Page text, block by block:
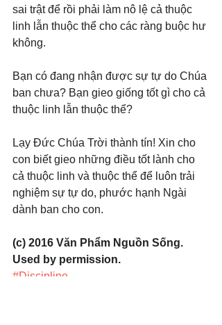
sai trật để rồi phải làm nô lệ cả thuộc
linh lẫn thuộc thể cho các ràng buộc hư
không.
Bạn có đang nhận được sự tự do Chúa
ban chưa? Bạn gieo giống tốt gì cho cả
thuộc linh lẫn thuộc thể?
Lạy Đức Chúa Trời thành tín! Xin cho
con biết gieo những điều tốt lành cho
cả thuộc linh và thuộc thể để luôn trải
nghiệm sự tự do, phước hạnh Ngài
dành ban cho con.
(c) 2016 Văn Phẩm Nguồn Sống.
Used by permission.
#Discipline